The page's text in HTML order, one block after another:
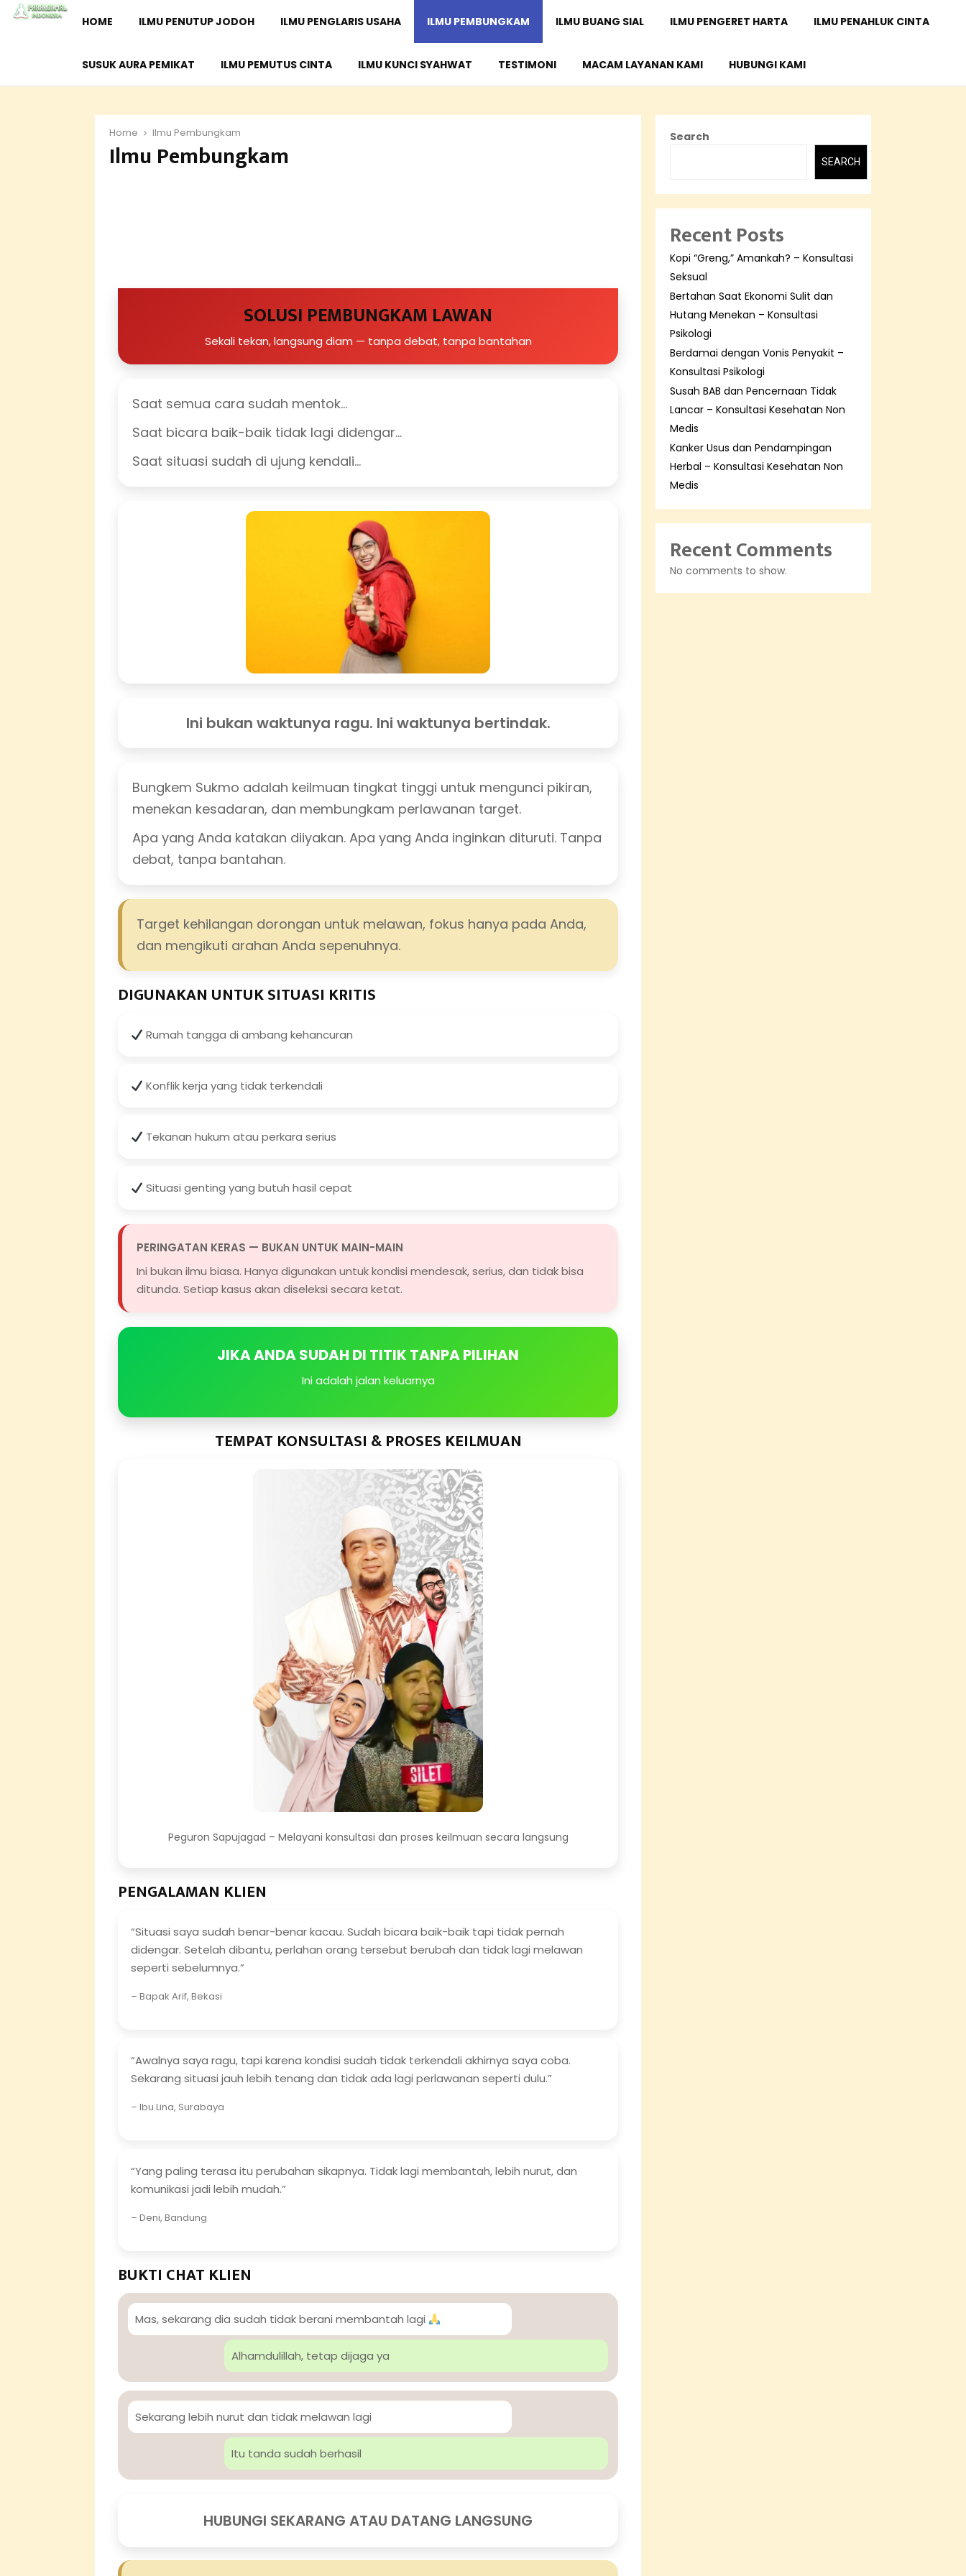
HOME ILMU PENUTUP JODOH ILMU PENGLARIS USAHA ILMU PEMBUNGKAM ILMU BUANG SIAL ILMU PENGERET HARTA ILMU PENAHLUK CINTA
SUSUK AURA PEMIKAT ILMU PEMUTUS CINTA ILMU KUNCI SYAHWAT TESTIMONI MACAM LAYANAN KAMI HUBUNGI KAMI
Home Ilmu Pembungkam
Ilmu Pembungkam
SOLUSI PEMBUNGKAM LAWAN
Sekali tekan, langsung diam — tanpa debat, tanpa bantahan
Saat semua cara sudah mentok…
Saat bicara baik-baik tidak lagi didengar…
Saat situasi sudah di ujung kendali…
Ini bukan waktunya ragu. Ini waktunya bertindak.
Bungkem Sukmo adalah keilmuan tingkat tinggi untuk mengunci pikiran,
menekan kesadaran, dan membungkam perlawanan target.
Apa yang Anda katakan diiyakan. Apa yang Anda inginkan dituruti. Tanpa
debat, tanpa bantahan.
Target kehilangan dorongan untuk melawan, fokus hanya pada Anda,
dan mengikuti arahan Anda sepenuhnya.
DIGUNAKAN UNTUK SITUASI KRITIS
Rumah tangga di ambang kehancuran
Konflik kerja yang tidak terkendali
Tekanan hukum atau perkara serius
Situasi genting yang butuh hasil cepat
PERINGATAN KERAS — BUKAN UNTUK MAIN-MAIN
Ini bukan ilmu biasa. Hanya digunakan untuk kondisi mendesak, serius, dan tidak bisa
ditunda. Setiap kasus akan diseleksi secara ketat.
JIKA ANDA SUDAH DI TITIK TANPA PILIHAN
Ini adalah jalan keluarnya
TEMPAT KONSULTASI & PROSES KEILMUAN
Peguron Sapujagad – Melayani konsultasi dan proses keilmuan secara langsung
PENGALAMAN KLIEN
“Situasi saya sudah benar-benar kacau. Sudah bicara baik-baik tapi tidak pernah
didengar. Setelah dibantu, perlahan orang tersebut berubah dan tidak lagi melawan
seperti sebelumnya.”
– Bapak Arif, Bekasi
“Awalnya saya ragu, tapi karena kondisi sudah tidak terkendali akhirnya saya coba.
Sekarang situasi jauh lebih tenang dan tidak ada lagi perlawanan seperti dulu.”
– Ibu Lina, Surabaya
“Yang paling terasa itu perubahan sikapnya. Tidak lagi membantah, lebih nurut, dan
komunikasi jadi lebih mudah.”
– Deni, Bandung
BUKTI CHAT KLIEN
Mas, sekarang dia sudah tidak berani membantah lagi
Alhamdulillah, tetap dijaga ya
Sekarang lebih nurut dan tidak melawan lagi
Itu tanda sudah berhasil
HUBUNGI SEKARANG ATAU DATANG LANGSUNG
Search
SEARCH
Recent Posts
Kopi “Greng,” Amankah? – Konsultasi
Seksual
Bertahan Saat Ekonomi Sulit dan
Hutang Menekan – Konsultasi
Psikologi
Berdamai dengan Vonis Penyakit –
Konsultasi Psikologi
Susah BAB dan Pencernaan Tidak
Lancar – Konsultasi Kesehatan Non
Medis
Kanker Usus dan Pendampingan
Herbal – Konsultasi Kesehatan Non
Medis
Recent Comments
No comments to show.